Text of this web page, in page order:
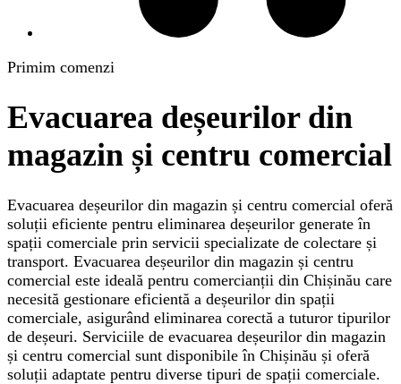
Primim comenzi
Evacuarea deșeurilor din
magazin și centru comercial
Evacuarea deșeurilor din magazin și centru comercial oferă
soluții eficiente pentru eliminarea deșeurilor generate în
spații comerciale prin servicii specializate de colectare și
transport. Evacuarea deșeurilor din magazin și centru
comercial este ideală pentru comercianții din Chișinău care
necesită gestionare eficientă a deșeurilor din spații
comerciale, asigurând eliminarea corectă a tuturor tipurilor
de deșeuri. Serviciile de evacuarea deșeurilor din magazin
și centru comercial sunt disponibile în Chișinău și oferă
soluții adaptate pentru diverse tipuri de spații comerciale.